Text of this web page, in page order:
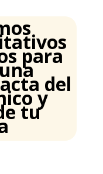
para
del
y
tu